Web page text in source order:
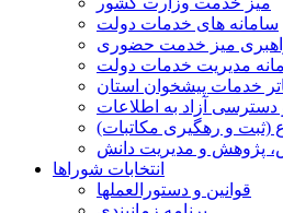
سامانه های خدمات دولت
میز خدمت حضوری
مدیریت خدمات دولت
خدمات پیشخوان استان
دسترسی آزاد به اطلاعات
(ثبت و رهگیری مکاتبات)
پژوهش و مدیریت دانش
انتخابات شوراها
قوانین و دستورالعملها